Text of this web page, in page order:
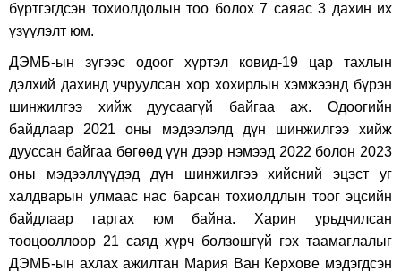
бүртгэгдсэн тохиолдолын тоо болох 7 саяас 3 дахин их
үзүүлэлт юм.
ДЭМБ-ын зүгээс одоог хүртэл ковид-19 цар тахлын
дэлхий дахинд учруулсан хор хохирлын хэмжээнд бүрэн
шинжилгээ хийж дуусаагүй байгаа аж. Одоогийн
байдлаар 2021 оны мэдээлэлд дүн шинжилгээ хийж
дууссан байгаа бөгөөд үүн дээр нэмээд 2022 болон 2023
оны мэдээллүүдэд дүн шинжилгээ хийсний эцэст уг
халдварын улмаас нас барсан тохиолдлын тоог эцсийн
байдлаар гаргах юм байна. Харин урьдчилсан
тооцооллоор 21 саяд хүрч болзошгүй гэх таамаглалыг
ДЭМБ-ын ахлах ажилтан Мария Ван Керхове мэдэгдсэн